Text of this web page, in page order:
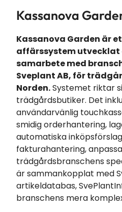
Kassanova
Kassanova Garden är
affärssystem utvecklat
samarbete med
Sveplant AB, för
Norden.Systemet riktar
trädgårdsbutiker. Det
användarvänlig
smidig orderhantering,
automatiska
fakturahantering,
trädgårdsbranschens
är sammankopplat med
artikeldatabas,
branschens mera